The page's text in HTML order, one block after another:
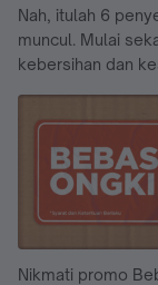
Nah, itulah 6
muncul. Mulai
kebersihan dan
Nikmati promo